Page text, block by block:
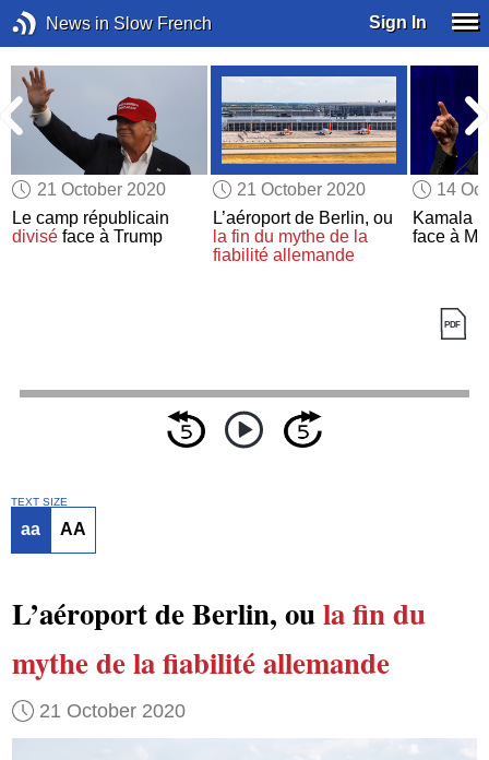
News in Slow French Sign In
21 October 2020
Le camp républicain
divisé face à Trump
21 October 2020
L’aéroport de Berlin, ou
la fin du mythe de la
fiabilité allemande
14
Kamala
face à
TEXT SIZE
aa AA
L’aéroport de Berlin, oula fin du
mythe de la fiabilité allemande
21 October 2020